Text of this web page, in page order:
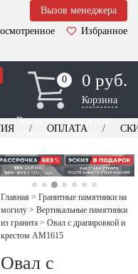
Вызов менеджера
Избранное
0
0 0 руб.
Корзина
Выезд менеджера для
оформления заказа
ОПЛАТА
Главная > Гранитные памятники на
могилу > Вертикальные памятники
из гранита > Овал с драпировкой и
крестом AM1615
Овал с